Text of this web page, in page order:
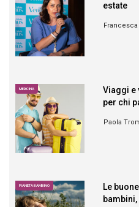
estate
MEDICINA
Viaggi e
per chi
Paola
PIANETA BAMBINO
Le
bambini,